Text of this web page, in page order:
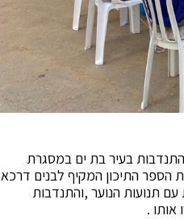
בת ים, בשנת 2012 אייל הגיע לשנת התנדבות בעיר בת ים במסגרת
הספר התיכון המקיף לבנים דרכא
תנועות הנוער ,והתנדבות
.